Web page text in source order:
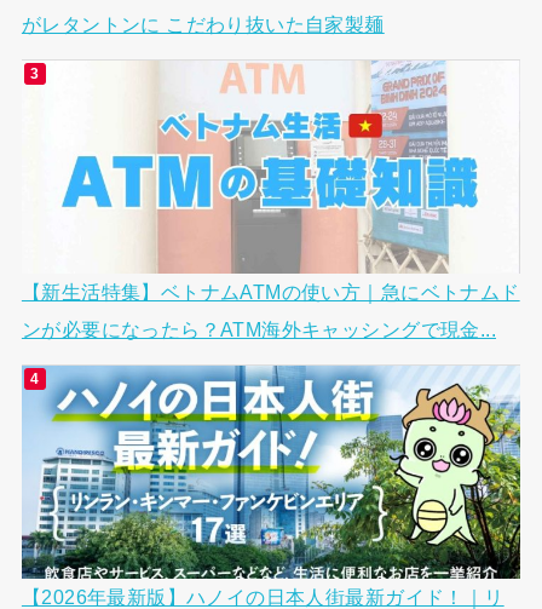
がレタントンに こだわり抜いた自家製麺
【新生活特集】ベトナムATMの使い方｜急にベトナムド
ンが必要になったら？ATM海外キャッシングで現金...
【2026年最新版】ハノイの日本人街最新ガイド！｜リ